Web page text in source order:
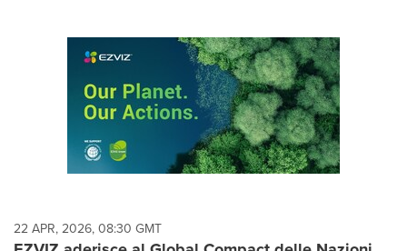
22 APR, 2026, 08:30 GMT